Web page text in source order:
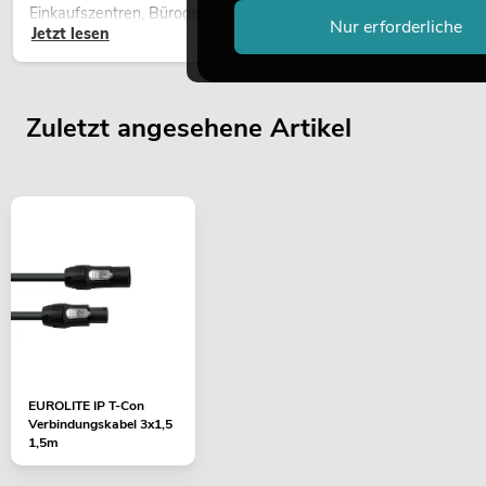
Einkaufszentren, Bürogebäuden oder auf Messeständen: eine
hochwertige Begrünung gehört heute längst zum modernen
Raumkonzept.
Jetzt lesen
Zuletzt angesehene Artikel
EUROLITE IP T-Con
Verbindungskabel 3x1,5
1,5m
Nur erforderliche